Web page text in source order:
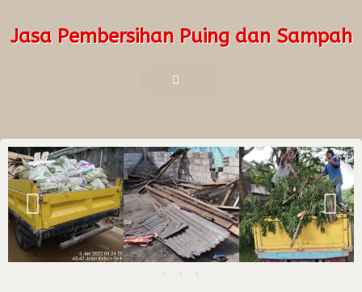
Jasa Pembersihan Puing dan Sampah